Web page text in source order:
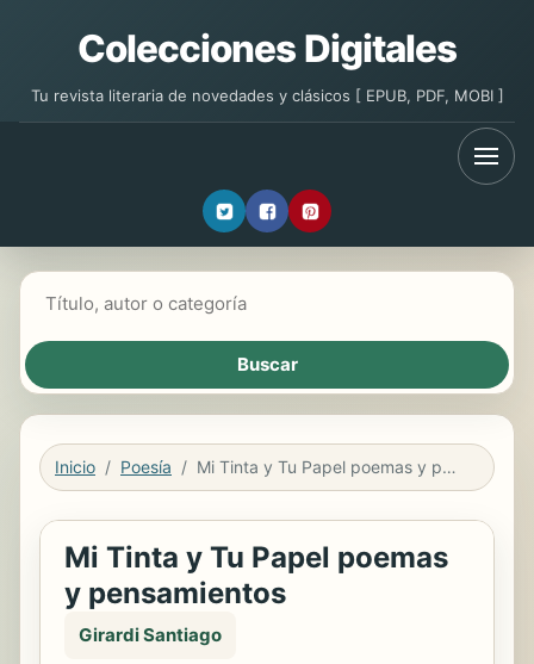
Colecciones Digitales
Tu revista literaria de novedades y clásicos [ EPUB, PDF, MOBI ]
Inicio Poesía Mi Tinta y Tu Papel poemas y pensamientos
Mi Tinta y Tu Papel poemas
y pensamientos
Girardi Santiago